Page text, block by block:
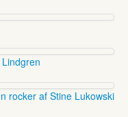
rocker af Stine Lukowski